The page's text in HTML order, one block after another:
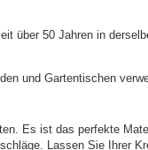
über 50 Jahren in
und Gartentischen
Es ist das perfekte
Lassen Sie Ihrer